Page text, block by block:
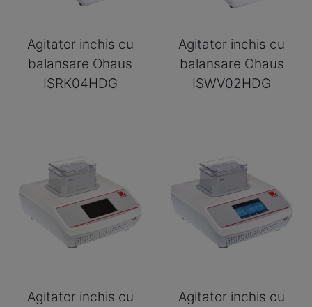
Agitator inchis cu
balansare Ohaus
ISRK04HDG
Agitator inchis cu
balansare Ohaus
ISWV02HDG
Agitator inchis cu
Agitator inchis cu